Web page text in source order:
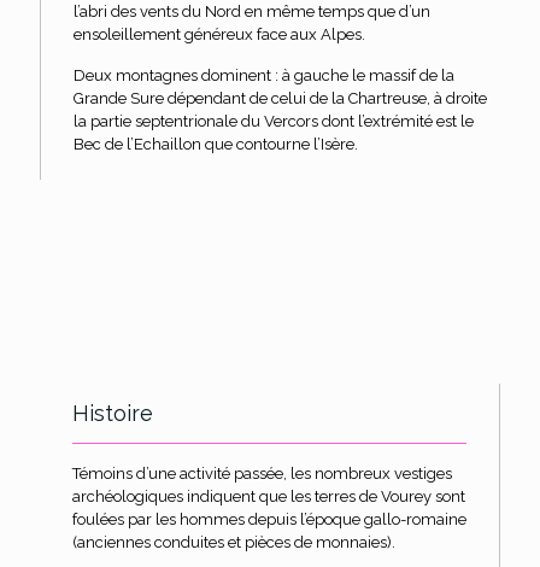
l’abri des vents du Nord en même temps que d’un
ensoleillement généreux face aux Alpes.
Deux montagnes dominent : à gauche le massif de la
Grande Sure dépendant de celui de la Chartreuse, à droite
la partie septentrionale du Vercors dont l’extrémité est le
Bec de l’Echaillon que contourne l’Isère.
Histoire
Témoins d’une activité passée, les nombreux vestiges
archéologiques indiquent que les terres de Vourey sont
foulées par les hommes depuis l’époque gallo-romaine
(anciennes conduites et pièces de monnaies).